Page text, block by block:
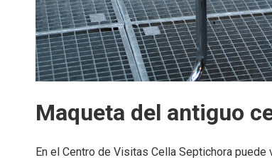
Maqueta del antiguo
En el Centro de Visitas Cella Septichora